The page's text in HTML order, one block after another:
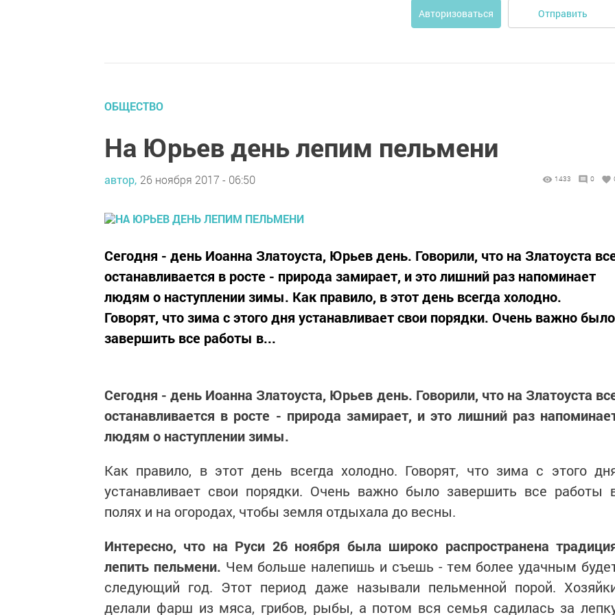
Авторизоваться Отправить
ОБЩЕСТВО
На Юрьев день лепим пельмени
автор, 26 ноября 2017 - 06:50 1433 0
Сегодня - день Иоанна Златоуста, Юрьев день. Говорили, что на Златоуста
останавливается в росте - природа замирает, и это лишний раз напоминает
людям о наступлении зимы. Как правило, в этот день всегда холодно.
Говорят, что зима с этого дня устанавливает свои порядки. Очень важно было
завершить все работы в...
Сегодня - день Иоанна Златоуста, Юрьев день. Говорили, что на Златоуста
останавливается в росте - природа замирает, и это лишний раз
людям о наступлении зимы.
Как правило, в этот день всегда холодно. Говорят, что зима с этого
устанавливает свои порядки. Очень важно было завершить все работы
полях и на огородах, чтобы земля отдыхала до весны.
Интересно, что на Руси 26 ноября была широко распространена
лепить пельмени. Чем больше налепишь и съешь - тем более удачным
следующий год. Этот период даже называли пельменной порой.
делали фарш из мяса, грибов, рыбы, а потом вся семья садилась за